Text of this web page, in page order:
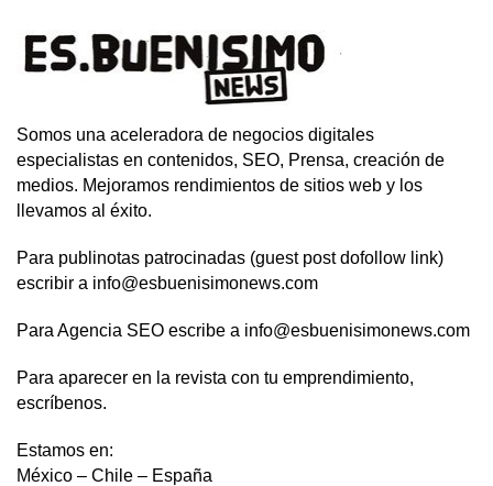
Somos una aceleradora de negocios digitales
especialistas en contenidos, SEO, Prensa, creación de
medios. Mejoramos rendimientos de sitios web y los
llevamos al éxito.
Para publinotas patrocinadas (guest post dofollow link)
escribir a info@esbuenisimonews.com
Para Agencia SEO escribe a info@esbuenisimonews.com
Para aparecer en la revista con tu emprendimiento,
escríbenos.
Estamos en:
México – Chile – España